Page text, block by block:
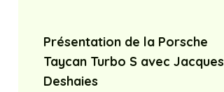
Présentation de la Porsche
Taycan Turbo S avec Jacques
Deshaies